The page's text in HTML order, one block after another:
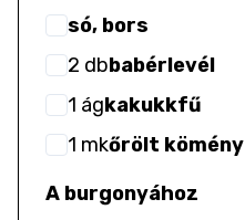
só, bors
2 dbbabérlevél
1 ágkakukkfű
1 mkőrölt kömény
A burgonyához